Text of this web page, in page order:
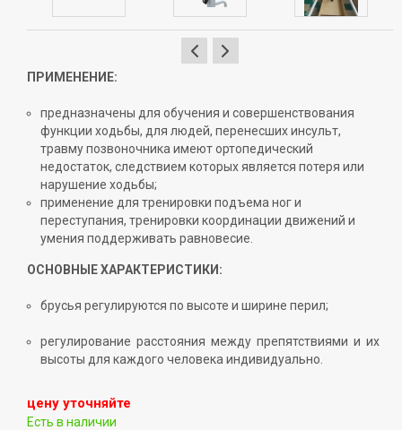
ПРИМЕНЕНИЕ:
предназначены для обучения и совершенствования
функции ходьбы, для людей, перенесших инсульт,
травму позвоночника имеют ортопедический
недостаток, следствием которых является потеря или
нарушение ходьбы;
применение для тренировки подъема ног и
переступания, тренировки координации движений и
умения поддерживать равновесие.
ОСНОВНЫЕ ХАРАКТЕРИСТИКИ:
брусья регулируются по высоте и ширине перил;
регулирование расстояния между препятствиями и их
высоты для каждого человека индивидуально.
цену уточняйте
Есть в наличии